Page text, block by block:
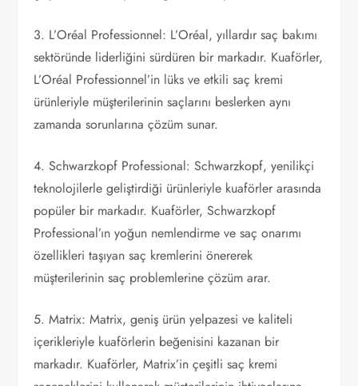
3. L’Oréal Professionnel: L’Oréal, yıllardır saç bakımı
sektöründe liderliğini sürdüren bir markadır. Kuaförler,
L’Oréal Professionnel’in lüks ve etkili saç kremi
ürünleriyle müşterilerinin saçlarını beslerken aynı
zamanda sorunlarına çözüm sunar.
4. Schwarzkopf Professional: Schwarzkopf, yenilikçi
teknolojilerle geliştirdiği ürünleriyle kuaförler arasında
popüler bir markadır. Kuaförler, Schwarzkopf
Professional’ın yoğun nemlendirme ve saç onarımı
özellikleri taşıyan saç kremlerini önererek
müşterilerinin saç problemlerine çözüm arar.
5. Matrix: Matrix, geniş ürün yelpazesi ve kaliteli
içerikleriyle kuaförlerin beğenisini kazanan bir
markadır. Kuaförler, Matrix’in çeşitli saç kremi